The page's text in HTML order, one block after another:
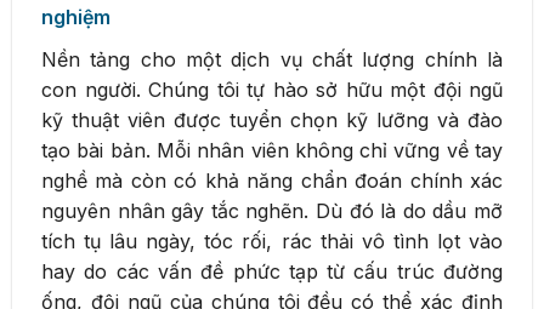
nghiệm
Nền tảng cho một dịch vụ chất lượng chính là
con người. Chúng tôi tự hào sở hữu một đội ngũ
kỹ thuật viên được tuyển chọn kỹ lưỡng và đào
tạo bài bản. Mỗi nhân viên không chỉ vững về tay
nghề mà còn có khả năng chẩn đoán chính xác
nguyên nhân gây tắc nghẽn. Dù đó là do dầu mỡ
tích tụ lâu ngày, tóc rối, rác thải vô tình lọt vào
hay do các vấn đề phức tạp từ cấu trúc đường
ống, đội ngũ của chúng tôi đều có thể xác định